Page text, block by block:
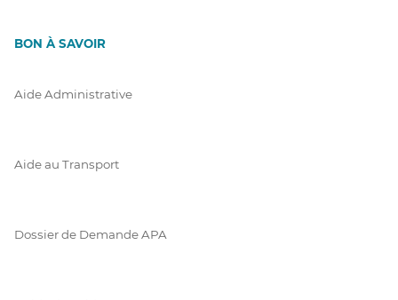
BON À SAVOIR
Aide Administrative
Aide au Transport
Dossier de Demande APA